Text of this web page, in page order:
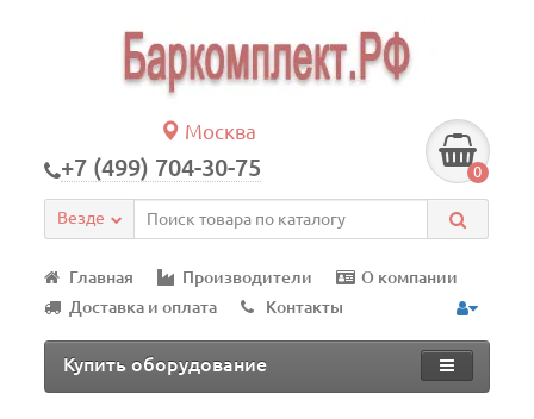
Москва
+7 (499) 704-30-75 0
Везде
Главная Производители
О компании
Доставка и оплата
Контакты
Купить оборудование